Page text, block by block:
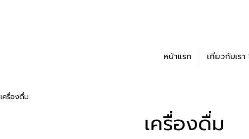
หน้าแรก เกี่ยวกับเรา
เครื่องดื่ม
เครื่องดื่ม